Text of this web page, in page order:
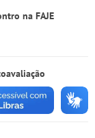
na FAJE